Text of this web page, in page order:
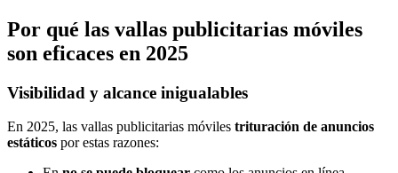
Por qué las vallas publicitarias móviles
son eficaces en 2025
Visibilidad y alcance inigualables
En 2025, las vallas publicitarias móviles trituración de anuncios
estáticos por estas razones: